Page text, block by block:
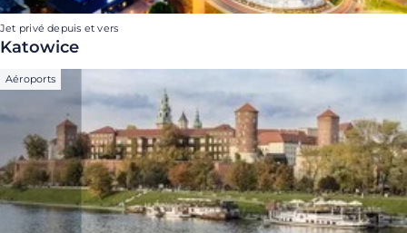
Jet privé depuis et vers
Katowice
Aéroports